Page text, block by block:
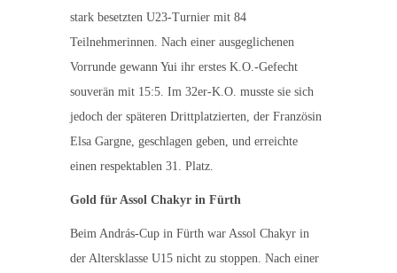
stark besetzten U23-Turnier mit 84
Teilnehmerinnen. Nach einer ausgeglichenen
Vorrunde gewann Yui ihr erstes K.O.-Gefecht
souverän mit 15:5. Im 32er-K.O. musste sie sich
jedoch der späteren Drittplatzierten, der Französin
Elsa Gargne, geschlagen geben, und erreichte
einen respektablen 31. Platz.
Gold für Assol Chakyr in Fürth
Beim András-Cup in Fürth war Assol Chakyr in
der Altersklasse U15 nicht zu stoppen. Nach einer